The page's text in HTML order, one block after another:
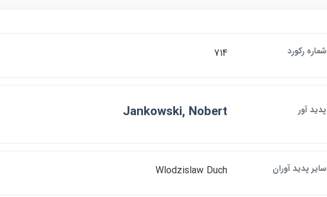
شماره رکورد 714
پديد آور Jankowski, Nobert
ساير پديد آوران Wlodzislaw Duch